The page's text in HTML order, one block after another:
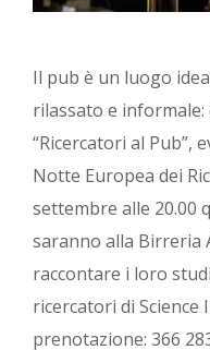
Il pub è un luogo
rilassato e informale:
“Ricercatori al Pub”,
Notte Europea dei
settembre alle 20.00
saranno alla Birreria
raccontare i loro
ricercatori di Science
prenotazione: 366